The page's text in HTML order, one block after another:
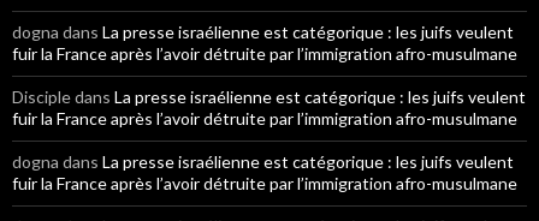
dogna dans La presse israélienne est catégorique : les juifs veulent
fuir la France après l’avoir détruite par l’immigration afro-musulmane
Discipledans La presse israélienne est catégorique : les juifs veulent
fuir la France après l’avoir détruite par l’immigration afro-musulmane
dogna dans La presse israélienne est catégorique : les juifs veulent
fuir la France après l’avoir détruite par l’immigration afro-musulmane